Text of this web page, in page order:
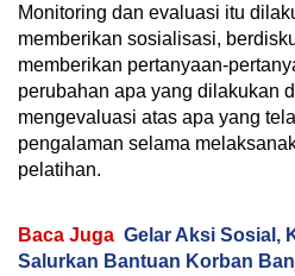
Monitoring dan evaluasi itu
memberikan sosialisasi,
memberikan pertanyaan-
perubahan apa yang dilakukan
mengevaluasi atas apa yang
pengalaman selama
pelatihan.
Baca Juga Gelar Aksi Sosial,
Salurkan Bantuan Korban